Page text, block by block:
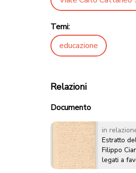
Temi:
educazione
Relazioni
Documento
in
Estratto
Filippo
legati a